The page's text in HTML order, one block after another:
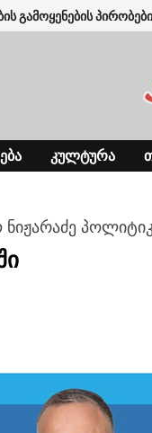
გამოყენების პირობები
ᲙᲣᲚᲢᲣᲠᲐ
ნიჟარაძე